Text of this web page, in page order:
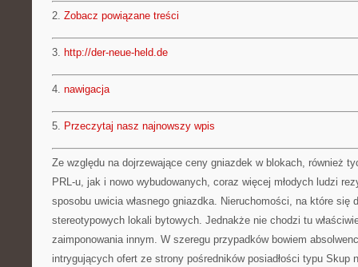
2. Zobacz powiązane treści
3. http://der-neue-held.de
4. nawigacja
5. Przeczytaj nasz najnowszy wpis
Ze względu na dojrzewające ceny gniazdek w blokach, również
PRL-u, jak i nowo wybudowanych, coraz więcej młodych ludzi
sposobu uwicia własnego gniazdka. Nieruchomości, na które się
stereotypowych lokali bytowych. Jednakże nie chodzi tu
zaimponowania innym. W szeregu przypadków bowiem
intrygujących ofert ze strony pośredników posiadłości typu Skup